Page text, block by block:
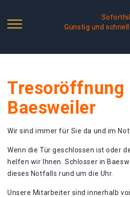
Günstig und
Tresoröffnung
Baesweiler
Wir sind immer für Sie da und im
Wenn die Tür geschlossen ist oder
helfen wir Ihnen. Schlosser in
dieses Notfalls rund um die Uhr.
Unsere Mitarbeiter sind innerhalb